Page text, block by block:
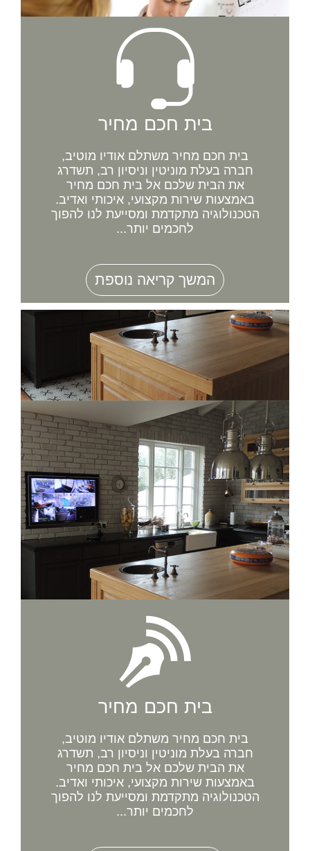
בית חכם מחיר
בית חכם מחיר משתלם אודיו מוטיב,
חברה בעלת מוניטין וניסיון רב, תשדרג
את הבית שלכם אל בית חכם מחיר
באמצעות שירות מקצועי, איכותי ואדיב.
הטכנולוגיה מתקדמת ומסייעת לנו להפוך
לחכמים יותר...
המשך קריאה נוספת
בית חכם מחיר
בית חכם מחיר משתלם אודיו מוטיב,
חברה בעלת מוניטין וניסיון רב, תשדרג
את הבית שלכם אל בית חכם מחיר
באמצעות שירות מקצועי, איכותי ואדיב.
הטכנולוגיה מתקדמת ומסייעת לנו להפוך
לחכמים יותר...